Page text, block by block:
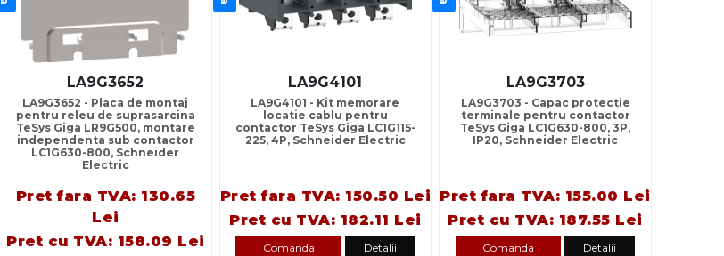
LA9G3652
LA9G3652 - Placa de montaj
pentru releu de suprasarcina
TeSys Giga LR9G500, montare
independenta sub contactor
LC1G630-800, Schneider
Electric
Pret fara TVA: 130.65
Lei
Pret cu TVA: 158.09 Lei
LA9G4101
LA9G4101 - Kit memorare
locatie cablu pentru
contactor TeSys Giga LC1G115-
225, 4P, Schneider Electric
Pret fara TVA: 150.50 Lei
Pret cu TVA: 182.11 Lei
Comanda Detalii
LA9G3703
LA9G3703 - Capac protectie
terminale pentru contactor
TeSys Giga LC1G630-800, 3P,
IP20, Schneider Electric
Pret fara TVA: 155.00 Lei
Pret cu TVA: 187.55 Lei
Comanda Detalii